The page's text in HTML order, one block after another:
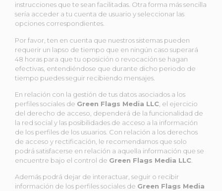
instrucciones que te sean facilitadas. Otra forma más sencilla
sería acceder a tu cuenta de usuario y seleccionar las
opciones correspondientes.
Por favor, ten en cuenta que nuestros sistemas pueden
requerir un lapso de tiempo que en ningún caso superará
48 horas para que tu oposición o revocación se hagan
efectivas, entendiéndose que durante dicho periodo de
tiempo puedes seguir recibiendo mensajes.
En relación con la gestión de tus datos asociados a los
perfiles sociales de Green Flags Media LLC , el ejercicio
del derecho de acceso, dependerá de la funcionalidad de
la red social y las posibilidades de acceso a la información
de los perfiles de los usuarios. Con relación a los derechos
de acceso y rectificación, le recomendamos que solo
podrá satisfacerse en relación a aquella información que se
encuentre bajo el control de Green Flags Media LLC
Además podrá dejar de interactuar, seguir o recibir
información de los perfiles sociales de Green Flags Media